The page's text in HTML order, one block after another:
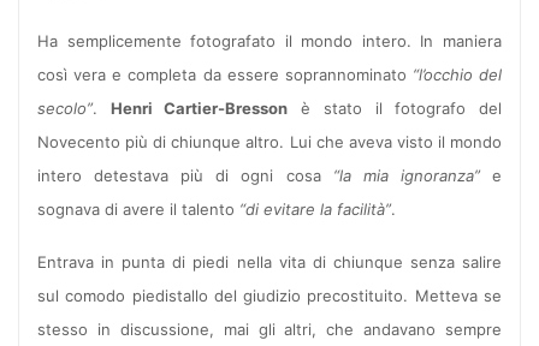
Ha semplicemente fotografato il mondo intero. In maniera
così vera e completa da essere soprannominato “l’occhio del
secolo”. Henri Cartier-Bresson è stato il fotografo del
Novecento più di chiunque altro. Lui che aveva visto il mondo
intero detestava più di ogni cosa “la mia ignoranza”e
sognava di avere il talento “di evitare la facilità”.
Entrava in punta di piedi nella vita di chiunque senza salire
sul comodo piedistallo del giudizio precostituito. Metteva se
stesso in discussione, mai gli altri, che andavano sempre